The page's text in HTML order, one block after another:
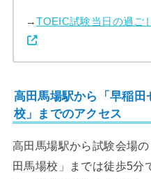
→TOEIC試験当日の過ご
高田馬場駅から「早稲
校」までのアクセス
高田馬場駅から試験会場
田馬場校」までは徒歩5分